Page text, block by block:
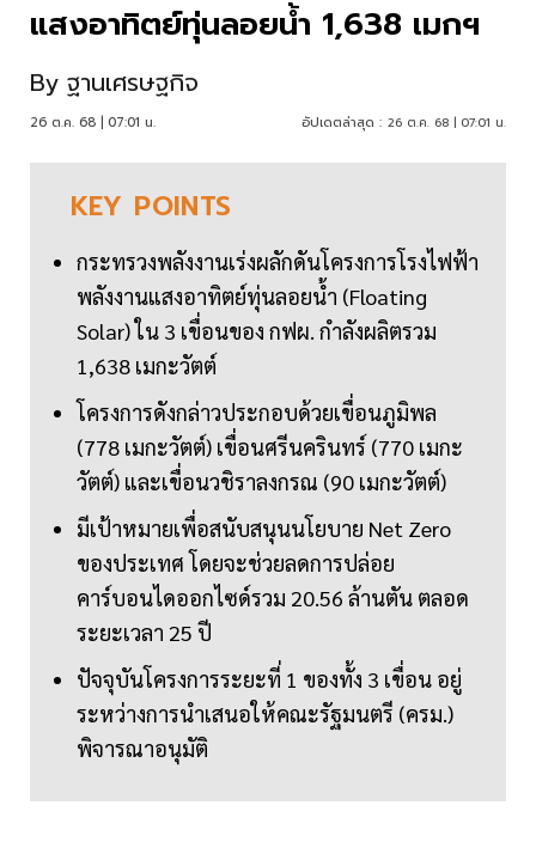
แสงอาทิตย์ทุ่นลอยน้ำ 1,638 เมกฯ
By ฐานเศรษฐกิจ
26 ต.ค. 68 | 07:01 น. อัปเดตล่าสุด : 26 ต.ค. 68 | 07:01 น.
KEY POINTS
กระทรวงพลังงานเร่งผลักดันโครงการโรงไฟฟ้า
พลังงานแสงอาทิตย์ทุ่นลอยน้ำ (Floating
Solar) ใน 3 เขื่อนของ กฟผ. กำลังผลิตรวม
1,638 เมกะวัตต์
โครงการดังกล่าวประกอบด้วยเขื่อนภูมิพล
(778 เมกะวัตต์) เขื่อนศรีนครินทร์ (770 เมกะ
วัตต์) และเขื่อนวชิราลงกรณ (90 เมกะวัตต์)
มีเป้าหมายเพื่อสนับสนุนนโยบาย Net Zero
ของประเทศ โดยจะช่วยลดการปล่อย
คาร์บอนไดออกไซด์รวม 20.56 ล้านตัน ตลอด
ระยะเวลา 25 ปี
ปัจจุบันโครงการระยะที่ 1 ของทั้ง 3 เขื่อน อยู่
ระหว่างการนำเสนอให้คณะรัฐมนตรี (ครม.)
พิจารณาอนุมัติ